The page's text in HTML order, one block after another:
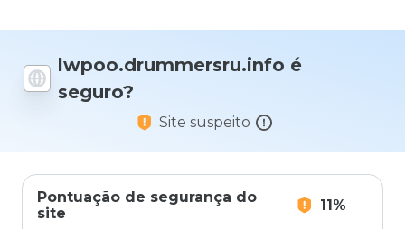
lwpoo.drummersru.info é
seguro?
Site suspeito
Pontuação de segurança do
site
11%
nota
este